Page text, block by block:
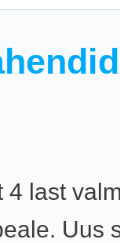
4 last
Uus